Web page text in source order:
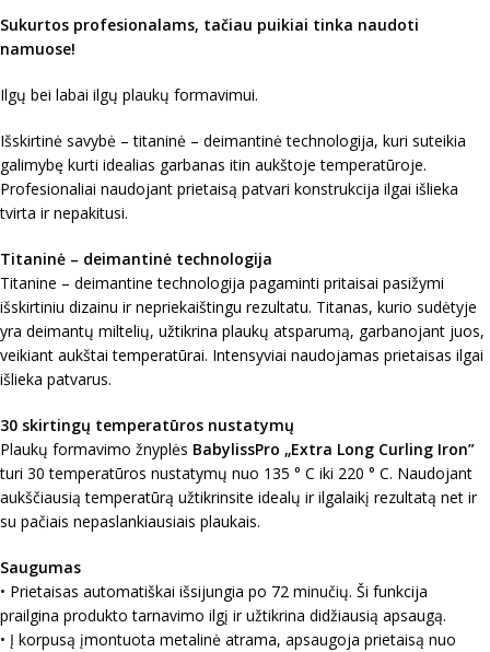
Sukurtos profesionalams, tačiau puikiai tinka naudoti
namuose!
Ilgų bei labai ilgų plaukų formavimui.
Išskirtinė savybė – titaninė – deimantinė technologija, kuri suteikia
galimybę kurti idealias garbanas itin aukštoje temperatūroje.
Profesionaliai naudojant prietaisą patvari konstrukcija ilgai išlieka
tvirta ir nepakitusi.
Titaninė – deimantinė technologija
Titanine – deimantine technologija pagaminti pritaisai pasižymi
išskirtiniu dizainu ir nepriekaištingu rezultatu. Titanas, kurio sudėtyje
yra deimantų miltelių, užtikrina plaukų atsparumą, garbanojant juos,
veikiant aukštai temperatūrai. Intensyviai naudojamas prietaisas ilgai
išlieka patvarus.
30 skirtingų temperatūros nustatymų
Plaukų formavimo žnyplės BabylissPro „Extra Long Curling Iron”
turi 30 temperatūros nustatymų nuo 135 ° C iki 220 ° C. Naudojant
aukščiausią temperatūrą užtikrinsite idealų ir ilgalaikį rezultatą net ir
su pačiais nepaslankiausiais plaukais.
Saugumas
• Prietaisas automatiškai išsijungia po 72 minučių. Ši funkcija
prailgina produkto tarnavimo ilgį ir užtikrina didžiausią apsaugą.
• Į korpusą įmontuota metalinė atrama, apsaugoja prietaisą nuo